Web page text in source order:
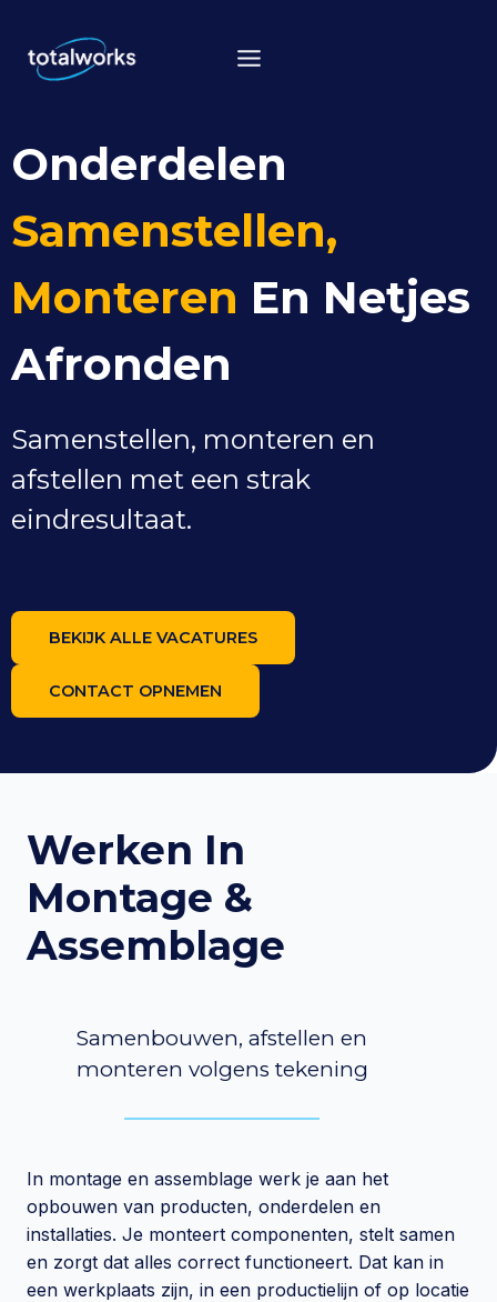
inhoud
Onderdelen
Samenstellen,
Monteren En Netjes
Afronden
Samenstellen, monteren en
afstellen met een strak
eindresultaat.
BEKIJK ALLE VACATURES
CONTACT OPNEMEN
Werken In
Montage &
Assemblage
Samenbouwen, afstellen en
monteren volgens tekening
In montage en assemblage werk je aan het
opbouwen van producten, onderdelen en
installaties. Je monteert componenten, stelt samen
en zorgt dat alles correct functioneert. Dat kan in
een werkplaats zijn, in een productielijn of op locatie